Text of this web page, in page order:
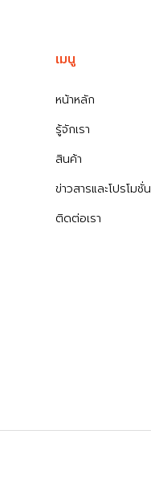
เมนู
หน้าหลัก
รู้จักเรา
สินค้า
ข่าวสารและโปรโมชั่น
ติดต่อเรา